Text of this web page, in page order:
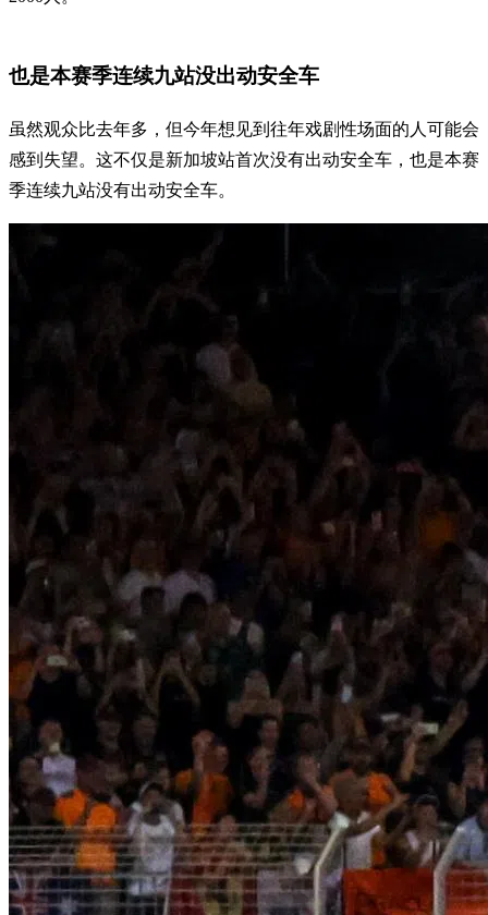
也是本赛季连续九站没出动安全车
虽然观众比去年多，但今年想见到往年戏剧性场面的人可能会
感到失望。这不仅是新加坡站首次没有出动安全车，也是本赛
季连续九站没有出动安全车。